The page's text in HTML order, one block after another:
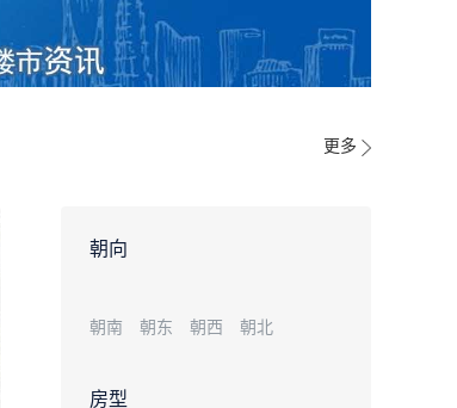
更多
朝向
朝南 朝东 朝西 朝北
房型